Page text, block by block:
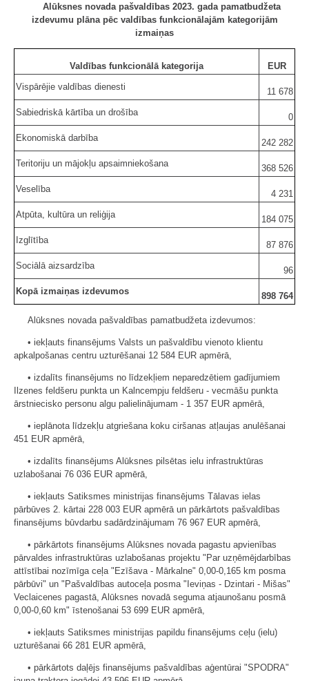
Alūksnes novada pašvaldības 2023. gada pamatbudžeta
izdevumu plāna pēc valdības funkcionālajām kategorijām
izmaiņas
Valdības funkcionālā kategorija
EUR
Vispārējie valdības dienesti
11 678
Sabiedriskā kārtība un drošība
0
Ekonomiskā darbība
242 282
Teritoriju un mājokļu apsaimniekošana
368 526
Veselība
4 231
Atpūta, kultūra un reliģija
184 075
Izglītība
87 876
Sociālā aizsardzība
96
Kopā izmaiņas izdevumos
898 764
Alūksnes novada pašvaldības pamatbudžeta izdevumos:
• iekļauts finansējums Valsts un pašvaldību vienoto klientu
apkalpošanas centru uzturēšanai 12 584 EUR apmērā,
• izdalīts finansējums no līdzekļiem neparedzētiem gadījumiem
Ilzenes feldšeru punkta un Kalncempju feldšeru - vecmāšu punkta
ārstniecisko personu algu palielinājumam - 1 357 EUR apmērā,
• ieplānota līdzekļu atgriešana koku ciršanas atļaujas anulēšanai
451 EUR apmērā,
• izdalīts finansējums Alūksnes pilsētas ielu infrastruktūras
uzlabošanai 76 036 EUR apmērā,
• iekļauts Satiksmes ministrijas finansējums Tālavas ielas
pārbūves 2. kārtai 228 003 EUR apmērā un pārkārtots pašvaldības
finansējums būvdarbu sadārdzinājumam 76 967 EUR apmērā,
• pārkārtots finansējums Alūksnes novada pagastu apvienības
pārvaldes infrastruktūras uzlabošanas projektu "Par uzņēmējdarbības
attīstībai nozīmīga ceļa "Ezīšava - Mārkalne" 0,00-0,165 km posma
pārbūvi" un "Pašvaldības autoceļa posma "Ieviņas - Dzintari - Mišas"
Veclaicenes pagastā, Alūksnes novadā seguma atjaunošanu posmā
0,00-0,60 km" īstenošanai 53 699 EUR apmērā,
• iekļauts Satiksmes ministrijas papildu finansējums ceļu (ielu)
uzturēšanai 66 281 EUR apmērā,
• pārkārtots daļējs finansējums pašvaldības aģentūrai "SPODRA"